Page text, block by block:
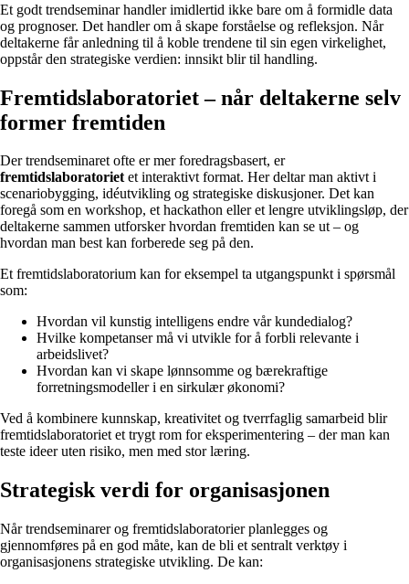
Et godt trendseminar handler imidlertid ikke bare om å formidle data
og prognoser. Det handler om å skape forståelse og refleksjon. Når
deltakerne får anledning til å koble trendene til sin egen virkelighet,
oppstår den strategiske verdien: innsikt blir til handling.
Fremtidslaboratoriet – når deltakerne selv
former fremtiden
Der trendseminaret ofte er mer foredragsbasert, er
fremtidslaboratorietet interaktivt format. Her deltar man aktivt i
scenariobygging, idéutvikling og strategiske diskusjoner. Det kan
foregå som en workshop, et hackathon eller et lengre utviklingsløp, der
deltakerne sammen utforsker hvordan fremtiden kan se ut – og
hvordan man best kan forberede seg på den.
Et fremtidslaboratorium kan for eksempel ta utgangspunkt i spørsmål
som:
Hvordan vil kunstig intelligens endre vår kundedialog?
Hvilke kompetanser må vi utvikle for å forbli relevante i
arbeidslivet?
Hvordan kan vi skape lønnsomme og bærekraftige
forretningsmodeller i en sirkulær økonomi?
Ved å kombinere kunnskap, kreativitet og tverrfaglig samarbeid blir
fremtidslaboratoriet et trygt rom for eksperimentering – der man kan
teste ideer uten risiko, men med stor læring.
Strategisk verdi for organisasjonen
Når trendseminarer og fremtidslaboratorier planlegges og
gjennomføres på en god måte, kan de bli et sentralt verktøy i
organisasjonens strategiske utvikling. De kan: